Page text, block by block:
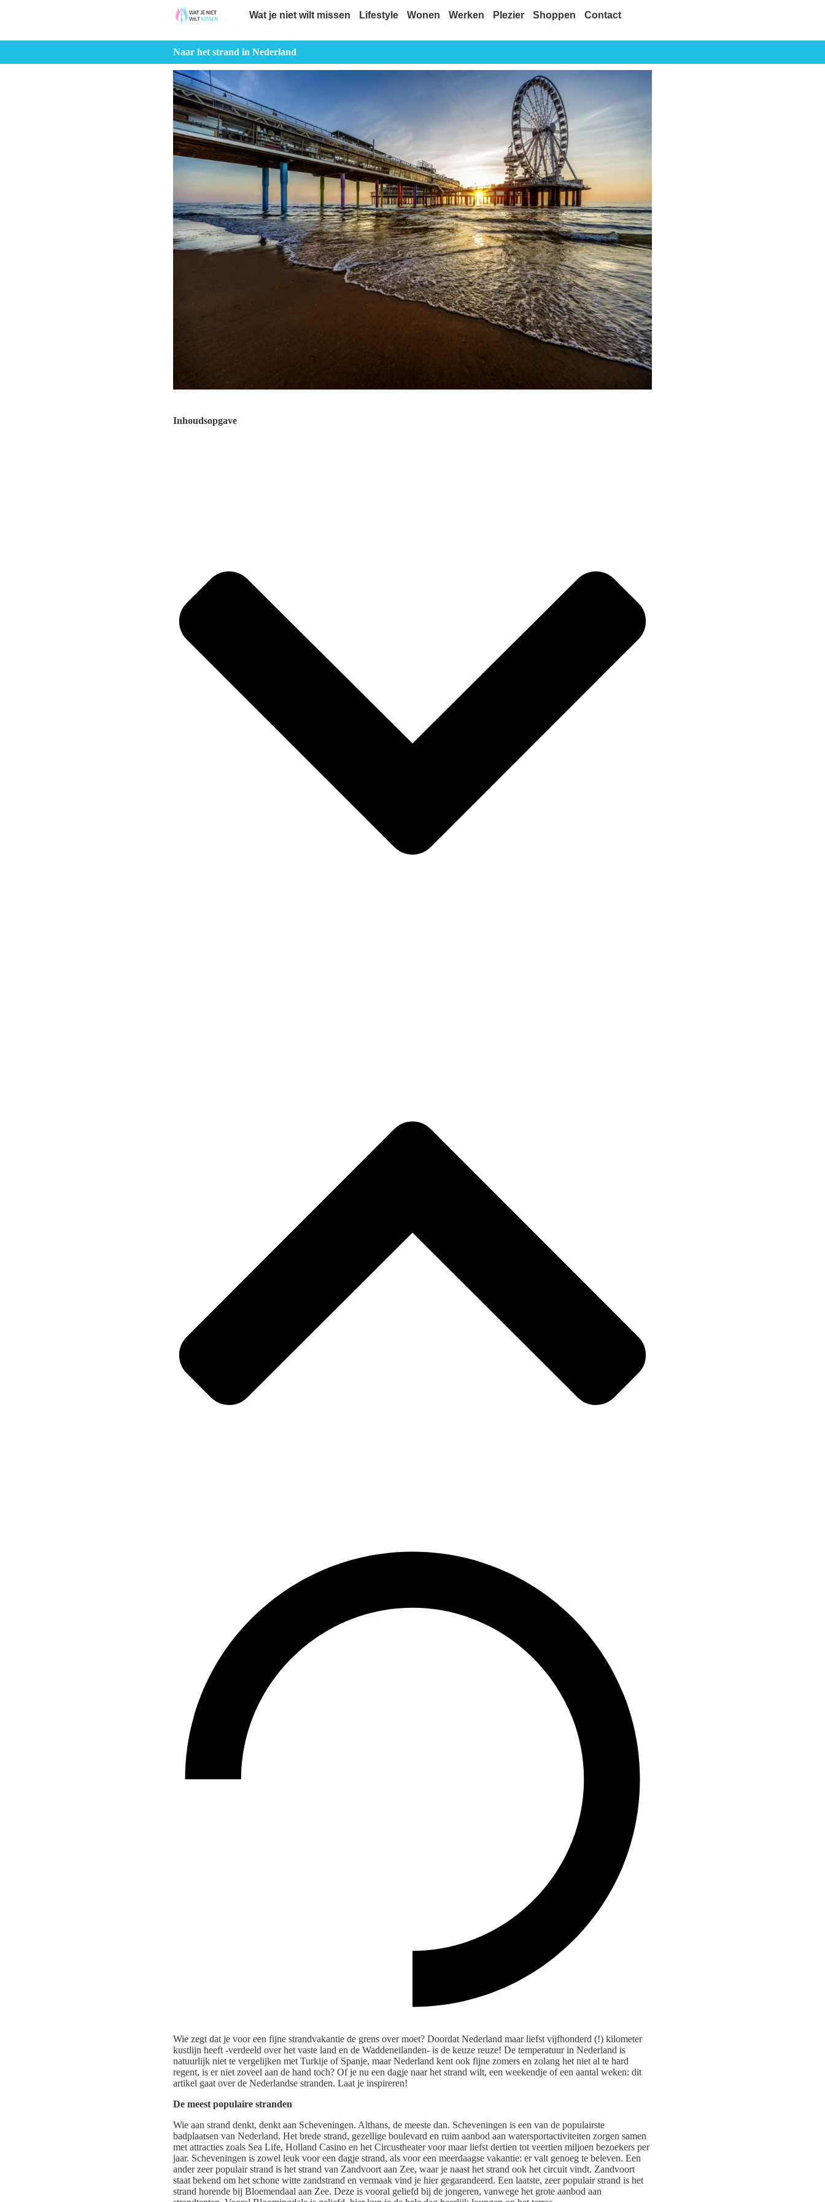
Wat je niet wilt missen Lifestyle Wonen Werken Plezier Shoppen Contact
Naar het strand in Nederland
Inhoudsopgave
Wie zegt dat je voor een fijne strandvakantie de grens over moet? Doordat Nederland maar liefst vijfhonderd (!) kilometer
kustlijn heeft -verdeeld over het vaste land en de Waddeneilanden- is de keuze reuze! De temperatuur in Nederland is
natuurlijk niet te vergelijken met Turkije of Spanje, maar Nederland kent ook fijne zomers en zolang het niet al te hard
regent, is er niet zoveel aan de hand toch? Of je nu een dagje naar het strand wilt, een weekendje of een aantal weken: dit
artikel gaat over de Nederlandse stranden. Laat je inspireren!
De meest populaire stranden
Wie aan strand denkt, denkt aan Scheveningen. Althans, de meeste dan. Scheveningen is een van de populairste
badplaatsen van Nederland. Het brede strand, gezellige boulevard en ruim aanbod aan watersportactiviteiten zorgen samen
met attracties zoals Sea Life, Holland Casino en het Circustheater voor maar liefst dertien tot veertien miljoen bezoekers per
jaar. Scheveningen is zowel leuk voor een dagje strand, als voor een meerdaagse vakantie: er valt genoeg te beleven. Een
ander zeer populair strand is het strand van Zandvoort aan Zee, waar je naast het strand ook het circuit vindt. Zandvoort
staat bekend om het schone witte zandstrand en vermaak vind je hier gegarandeerd. Een laatste, zeer populair strand is het
strand horende bij Bloemendaal aan Zee. Deze is vooral geliefd bij de jongeren, vanwege het grote aanbod aan